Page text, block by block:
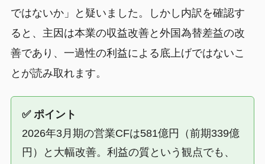
ではないか」と疑いました。しかし内訳を確認す
ると、主因は本業の収益改善と外国為替差益の改
善であり、一過性の利益による底上げではないこ
とが読み取れます。
✅ ポイント
2026年3月期の営業CFは581億円（前期339億
円）と大幅改善。利益の質という観点でも、